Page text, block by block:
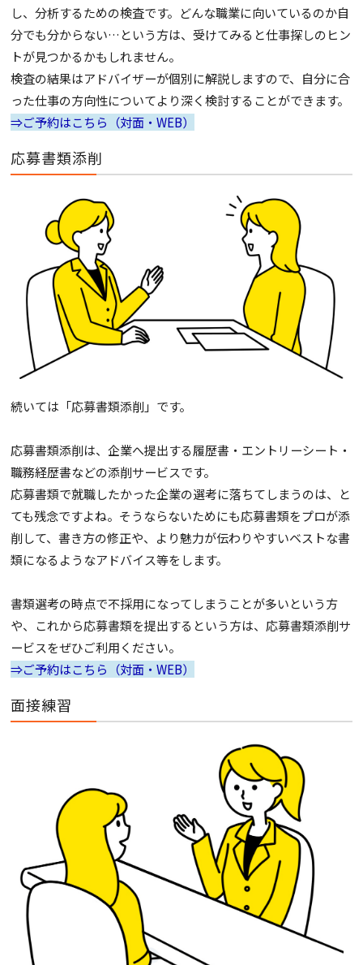
し、分析するための検査です。どんな職業に向いているのか自
分でも分からない…という方は、受けてみると仕事探しのヒン
トが見つかるかもしれません。
検査の結果はアドバイザーが個別に解説しますので、自分に合
った仕事の方向性についてより深く検討することができます。
⇒ご予約はこちら（対面・WEB）
応募書類添削
続いては「応募書類添削」です。
応募書類添削は、企業へ提出する履歴書・エントリーシート・
職務経歴書などの添削サービスです。
応募書類で就職したかった企業の選考に落ちてしまうのは、と
ても残念ですよね。そうならないためにも応募書類をプロが添
削して、書き方の修正や、より魅力が伝わりやすいベストな書
類になるようなアドバイス等をします。
書類選考の時点で不採用になってしまうことが多いという方
や、これから応募書類を提出するという方は、応募書類添削サ
ービスをぜひご利用ください。
⇒ご予約はこちら（対面・WEB）
面接練習